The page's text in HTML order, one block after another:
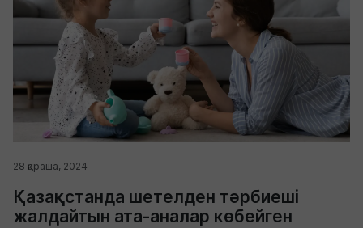
28 қараша, 2024
Қазақстанда шетелден тәрбиеші
жалдайтын ата-аналар көбейген